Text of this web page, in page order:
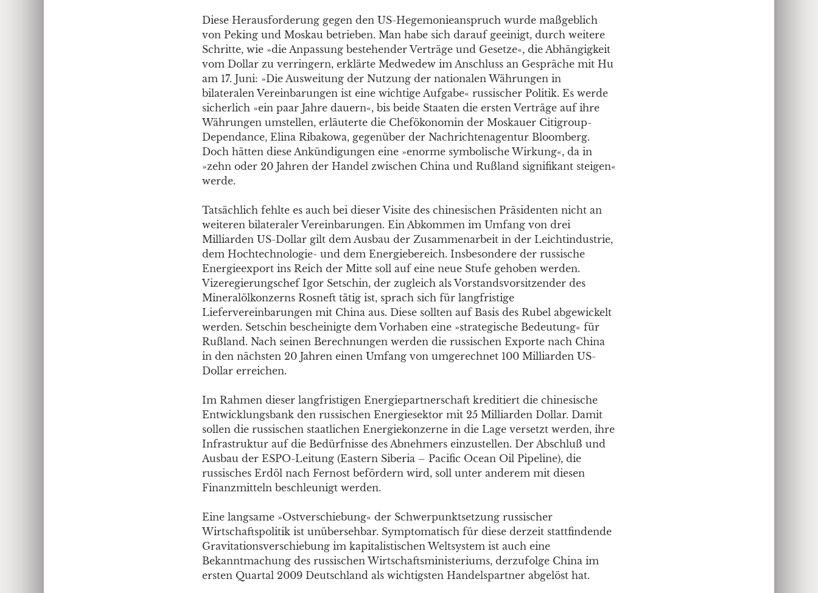
Diese Herausforderung gegen den US-Hegemonieanspruch wurde maßgeblich
von Peking und Moskau betrieben. Man habe sich darauf geeinigt, durch weitere
Schritte, wie »die Anpassung bestehender Verträge und Gesetze«, die Abhängigkeit
vom Dollar zu verringern, erklärte Medwedew im Anschluss an Gespräche mit Hu
am 17. Juni: »Die Ausweitung der Nutzung der nationalen Währungen in
bilateralen Vereinbarungen ist eine wichtige Aufgabe« russischer Politik. Es werde
sicherlich »ein paar Jahre dauern«, bis beide Staaten die ersten Verträge auf ihre
Währungen umstellen, erläuterte die Chefökonomin der Moskauer Citigroup-
Dependance, Elina Ribakowa, gegenüber der Nachrichtenagentur Bloomberg.
Doch hätten diese Ankündigungen eine »enorme symbolische Wirkung«, da in
»zehn oder 20 Jahren der Handel zwischen China und Rußland signifikant steigen«
werde.
Tatsächlich fehlte es auch bei dieser Visite des chinesischen Präsidenten nicht an
weiteren bilateraler Vereinbarungen. Ein Abkommen im Umfang von drei
Milliarden US-Dollar gilt dem Ausbau der Zusammenarbeit in der Leichtindustrie,
dem Hochtechnologie- und dem Energiebereich. Insbesondere der russische
Energieexport ins Reich der Mitte soll auf eine neue Stufe gehoben werden.
Vizeregierungs­chef Igor Setschin, der zugleich als Vorstandsvorsitzender des
Mineralölkonzerns Rosneft tätig ist, sprach sich für langfristige
Liefervereinbarungen mit China aus. Diese sollten auf Basis des Rubel abgewickelt
werden. Setschin bescheinigte dem Vorhaben eine »strategische Bedeutung« für
Rußland. Nach seinen Berechnungen werden die russischen Exporte nach China
in den nächsten 20 Jahren einen Umfang von umgerechnet 100 Milliarden US-
Dollar erreichen.
Im Rahmen dieser langfristigen Energiepartnerschaft kreditiert die chinesische
Entwicklungsbank den russischen Energiesektor mit 25 Milliarden Dollar. Damit
sollen die russischen staatlichen Energiekonzerne in die Lage versetzt werden, ihre
Infrastruktur auf die Bedürfnisse des Abnehmers einzustellen. Der Abschluß und
Ausbau der ESPO-Leitung (Eastern Siberia – Pacific Ocean Oil Pipeline), die
russisches Erdöl nach Fernost befördern wird, soll unter anderem mit diesen
Finanzmitteln beschleunigt werden.
Eine langsame »Ostverschiebung« der Schwerpunktsetzung russischer
Wirtschaftspolitik ist unübersehbar. Symptomatisch für diese derzeit stattfindende
Gravitationsverschiebung im kapitalistischen Weltsystem ist auch eine
Bekanntmachung des russischen Wirtschaftsministeriums, derzufolge China im
ersten Quartal 2009 Deutschland als wichtigsten Handelspartner abgelöst hat.